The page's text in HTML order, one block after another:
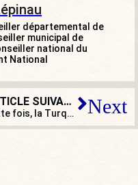
départemental de
municipal de
national du
National
ARTICLE SUIVANT
Cette fois, la Turquie est en guerre contre la Syrie Next